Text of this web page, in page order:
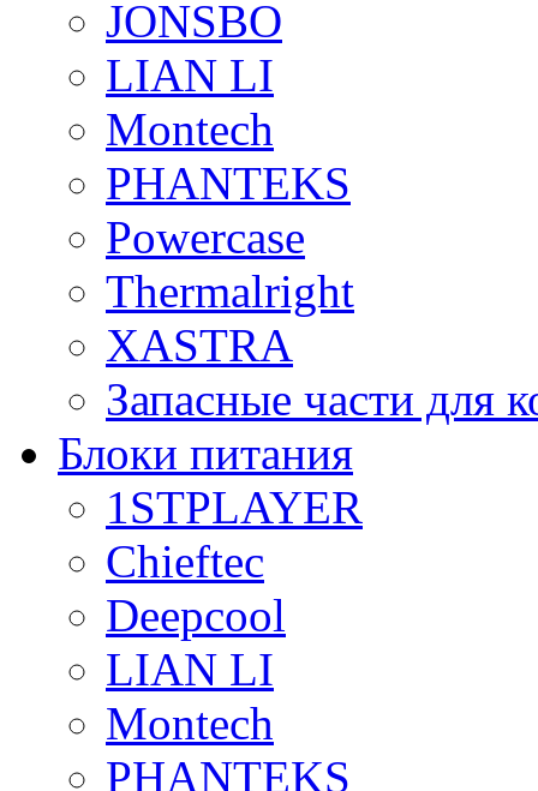
JONSBO
LIAN LI
Montech
PHANTEKS
Powercase
Thermalright
XASTRA
Запасные части для
Блоки питания
1STPLAYER
Chieftec
Deepcool
LIAN LI
Montech
PHANTEKS